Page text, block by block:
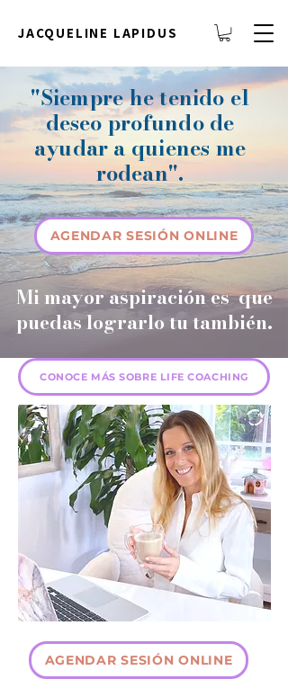
JACQUELINE LAPIDUS
"Siempre he tenido el
deseo profundo de
ayudar a quienes me
rodean".
AGENDAR SESIÓN ONLINE
Mi mayor aspiración es que
puedas lograrlo tu también.
CONOCE MÁS SOBRE LIFE COACHING
AGENDAR SESIÓN ONLINE